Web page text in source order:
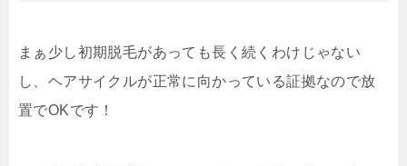
まぁ少し初期脱毛があっても長く続くわけじゃない
し、ヘアサイクルが正常に向かっている証拠なので放
置でOKです！